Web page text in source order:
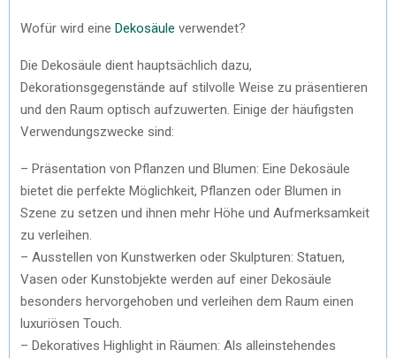
Wofür wird eine Dekosäule verwendet?
Die Dekosäule dient hauptsächlich dazu,
Dekorationsgegenstände auf stilvolle Weise zu präsentieren
und den Raum optisch aufzuwerten. Einige der häufigsten
Verwendungszwecke sind:
– Präsentation von Pflanzen und Blumen: Eine Dekosäule
bietet die perfekte Möglichkeit, Pflanzen oder Blumen in
Szene zu setzen und ihnen mehr Höhe und Aufmerksamkeit
zu verleihen.
– Ausstellen von Kunstwerken oder Skulpturen: Statuen,
Vasen oder Kunstobjekte werden auf einer Dekosäule
besonders hervorgehoben und verleihen dem Raum einen
luxuriösen Touch.
– Dekoratives Highlight in Räumen: Als alleinstehendes